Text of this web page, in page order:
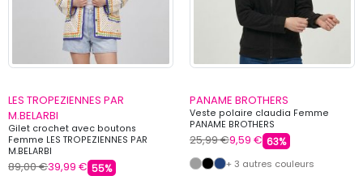
LES TROPEZIENNES PAR
M.BELARBI
Gilet crochet avec boutons
Femme LES TROPEZIENNES PAR
M.BELARBI
89,00 €39,99 € 55%
PANAME BROTHERS
Veste polaire claudia Femme
PANAME BROTHERS
25,99 €9,59 € 63%
+ 3 autres couleurs